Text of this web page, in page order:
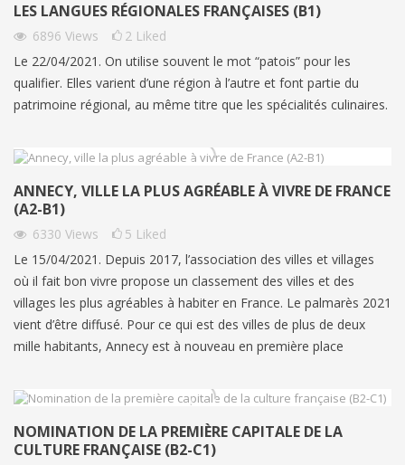
LES LANGUES RÉGIONALES FRANÇAISES (B1)
6896 Views 2 Liked
Le 22/04/2021. On utilise souvent le mot “patois” pour les
qualifier. Elles varient d’une région à l’autre et font partie du
patrimoine régional, au même titre que les spécialités culinaires.
ANNECY, VILLE LA PLUS AGRÉABLE À VIVRE DE FRANCE
(A2-B1)
6330 Views 5 Liked
Le 15/04/2021. Depuis 2017, l’association des villes et villages
où il fait bon vivre propose un classement des villes et des
villages les plus agréables à habiter en France. Le palmarès 2021
vient d’être diffusé. Pour ce qui est des villes de plus de deux
mille habitants, Annecy est à nouveau en première place
NOMINATION DE LA PREMIÈRE CAPITALE DE LA
CULTURE FRANÇAISE (B2-C1)